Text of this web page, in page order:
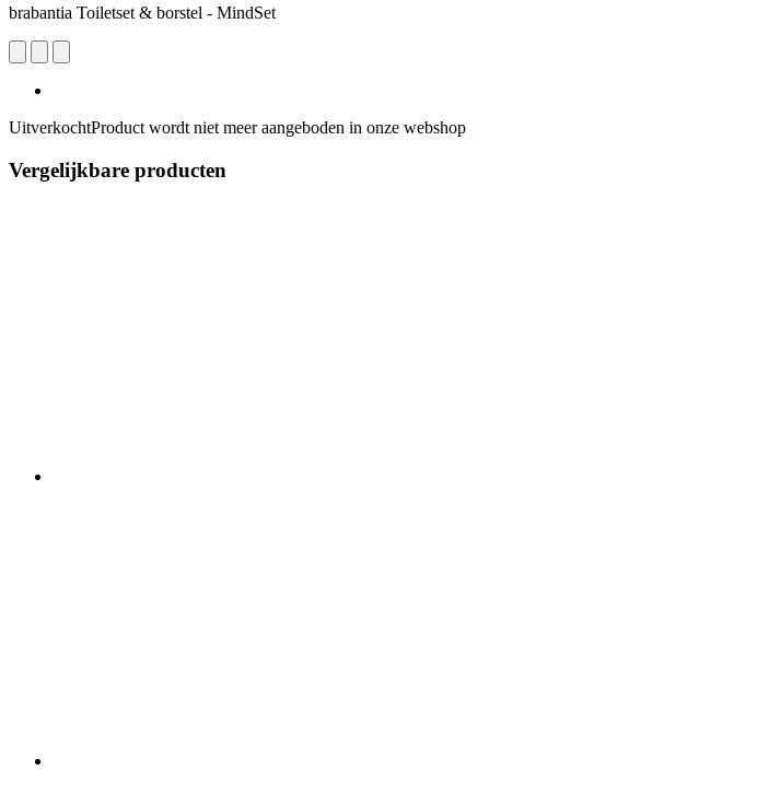
brabantia Toiletset & borstel - MindSet
UitverkochtProduct wordt niet meer aangeboden in onze webshop
Vergelijkbare producten